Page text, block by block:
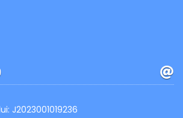
J2023001019236